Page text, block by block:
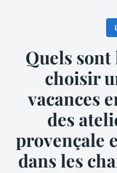
Quels
choisir
vacances
des
provençale
dans les